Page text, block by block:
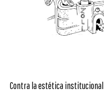
Contra la estética institucional